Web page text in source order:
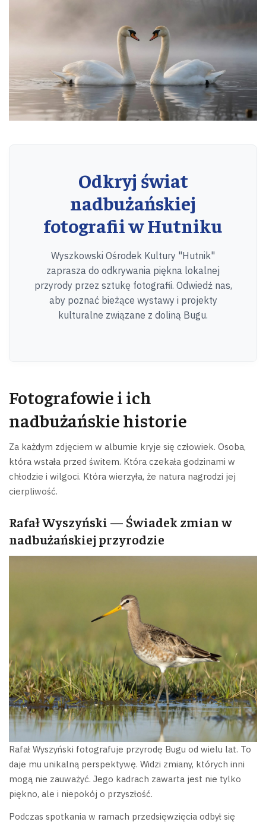
Odkryj świat
nadbużańskiej
fotografii w Hutniku
Wyszkowski Ośrodek Kultury "Hutnik"
zaprasza do odkrywania piękna lokalnej
przyrody przez sztukę fotografii. Odwiedź nas,
aby poznać bieżące wystawy i projekty
kulturalne związane z doliną Bugu.
Fotografowie i ich
nadbużańskie historie
Za każdym zdjęciem w albumie kryje się człowiek. Osoba,
która wstała przed świtem. Która czekała godzinami w
chłodzie i wilgoci. Która wierzyła, że natura nagrodzi jej
cierpliwość.
Rafał Wyszyński — Świadek zmian w
nadbużańskiej przyrodzie
Rafał Wyszyński fotografuje przyrodę Bugu od wielu lat. To
daje mu unikalną perspektywę. Widzi zmiany, których inni
mogą nie zauważyć. Jego kadrach zawarta jest nie tylko
piękno, ale i niepokój o przyszłość.
Podczas spotkania w ramach przedsięwzięcia odbył się